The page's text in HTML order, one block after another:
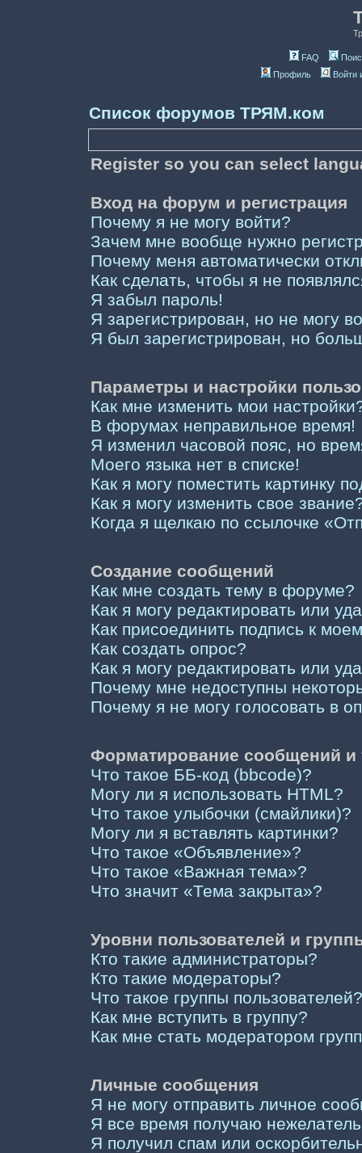
FAQ
Профиль
Войти
Список форумов ТРЯМ.ком
Register so you can select
Вход на форум и регистрация
Почему я не могу войти?
Зачем мне вообще нужно
Почему меня автоматически
Как сделать, чтобы я не
Я забыл пароль!
Я зарегистрирован, но не могу
Я был зарегистрирован, но
Параметры и настройки
Как мне изменить мои
В форумах неправильное время!
Я изменил часовой пояс, но
Моего языка нет в списке!
Как я могу поместить картинку
Как я могу изменить свое
Когда я щелкаю по ссылочке
Создание сообщений
Как мне создать тему в форуме?
Как я могу редактировать или
Как присоединить подпись к
Как создать опрос?
Как я могу редактировать или
Почему мне недоступны
Почему я не могу голосовать в
Форматирование сообщений
Что такое ББ-код (bbcode)?
Могу ли я использовать HTML?
Что такое улыбочки (смайлики)?
Могу ли я вставлять картинки?
Что такое «Объявление»?
Что такое «Важная тема»?
Что значит «Тема закрыта»?
Уровни пользователей и
Кто такие администраторы?
Кто такие модераторы?
Что такое группы пользователей?
Как мне вступить в группу?
Как мне стать модератором
Личные сообщения
Я не могу отправить личное
Я все время получаю
Я получил спам или